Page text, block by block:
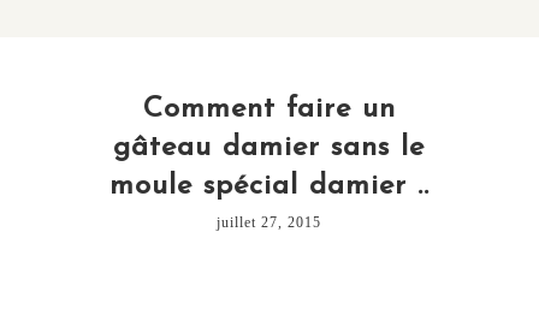
Comment faire un
gâteau damier sans le
moule spécial damier ..
juillet 27, 2015